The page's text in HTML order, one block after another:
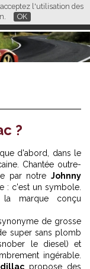
l'utilisation des
OK
CN
?
d'abord, dans le
Chantée outre-
par notreJohnny
: c'est un symbole.
marque conçu
de grosse
super sans plomb
le diesel) et
ingérable.
propose des